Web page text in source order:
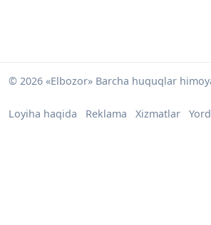
© 2026 «Elbozor» Barcha huquqlar
Loyiha haqida Reklama Xizmatlar